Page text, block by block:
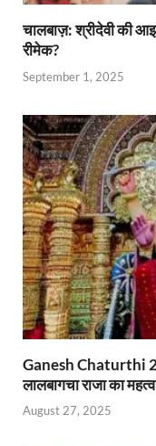
चालबाज़: श्रीदेवी की
रीमेक?
September 1, 2025
Ganesh Chaturthi
लालबागचा राजा का महत्व
August 27, 2025